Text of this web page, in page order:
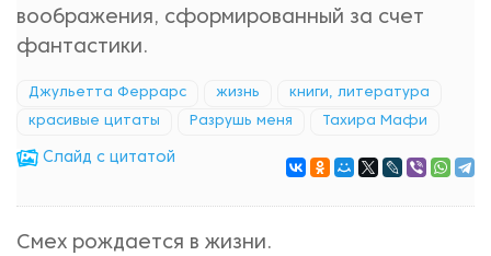
воображения, сформированный за счет
фантастики.
Джульетта Феррарс жизнь книги, литература
красивые цитаты Разрушь меня Тахира Мафи
Cлайд с цитатой
Смех рождается в жизни.